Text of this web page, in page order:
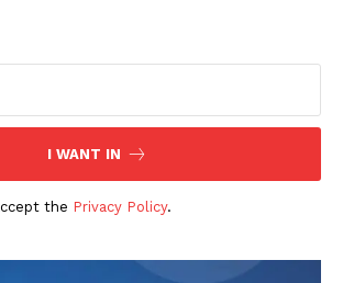
I WANT IN
the Privacy Policy.